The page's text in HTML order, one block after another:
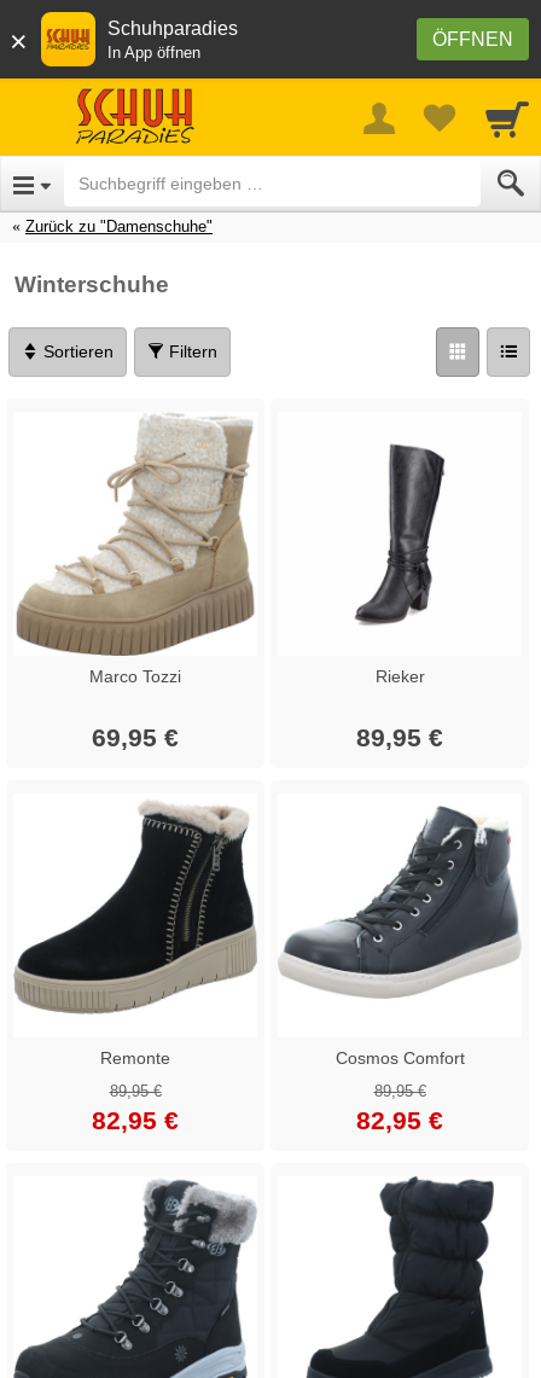
× ÖFFNEN
Schuhparadies
In App öffnen
Zurück zu "Damenschuhe"
Winterschuhe
Sortieren Filtern
Marco Tozzi
69,95 €
Rieker
89,95 €
Remonte
89,95 €
82,95 €
Cosmos Comfort
89,95 €
82,95 €